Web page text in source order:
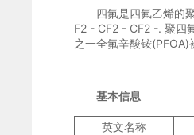
四氟是四氟乙烯的聚
F2 - CF2 - CF2 -. 聚四
之一全氟辛酸铵(PFOA)
基本信息
英文名称